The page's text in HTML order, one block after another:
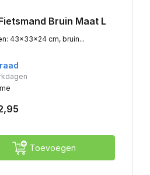
Bruin Maat L
43x33x24 cm, bruin...
Toevoegen